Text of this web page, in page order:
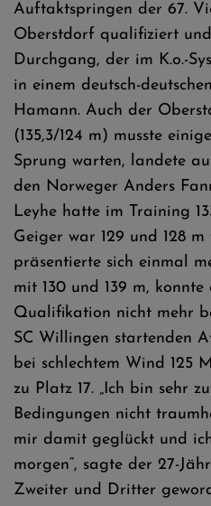
Auftaktspringen der 67.
Oberstdorf qualifiziert
Durchgang, der im K.o.-
in einem deutsch-
Hamann. Auch der
(135,3/124 m) musste
Sprung warten, landete
den Norweger Anders
Leyhe hatte im Training
Geiger war 129 und 128
präsentierte sich einmal
mit 130 und 139 m, konnte
Qualifikation nicht mehr
SC Willingen startenden
bei schlechtem Wind 125
zu Platz 17. „Ich bin sehr
Bedingungen nicht
mir damit geglückt und
morgen“, sagte der 27-
Zweiter und Dritter